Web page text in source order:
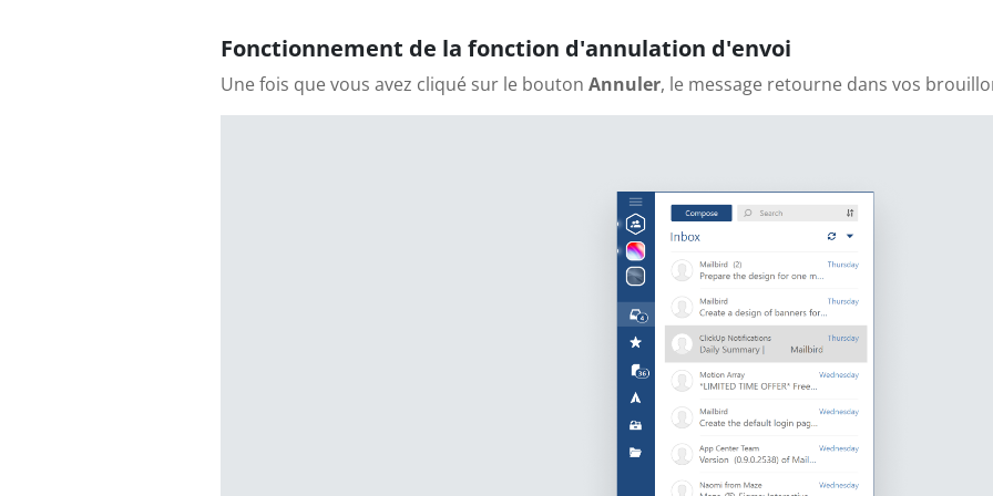
Fonctionnement de la fonction d'annulation d'envoi
Une fois que vous avez cliqué sur le bouton Annuler, le message retourne dans vos